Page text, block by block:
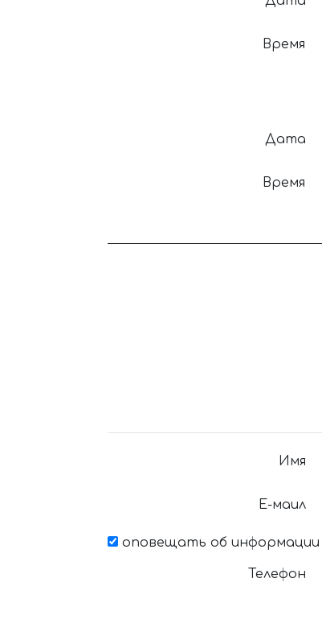
Время
Дата
Время
Имя
Е-маил
оповещать об информации
Телефон